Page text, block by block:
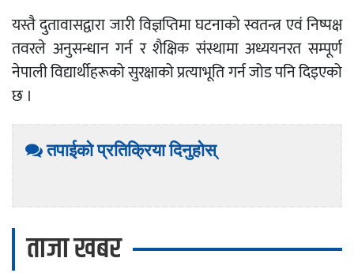
यस्तै दुतावासद्वारा जारी विज्ञप्तिमा घटनाको स्वतन्त्र एवं निष्पक्ष
तवरले अनुसन्धान गर्न र शैक्षिक संस्थामा अध्ययनरत सम्पूर्ण
नेपाली विद्यार्थीहरूको सुरक्षाको प्रत्याभूति गर्न जोड पनि दिइएको
छ ।
तपाईको प्रतिक्रिया दिनुहोस्
ताजा खबर